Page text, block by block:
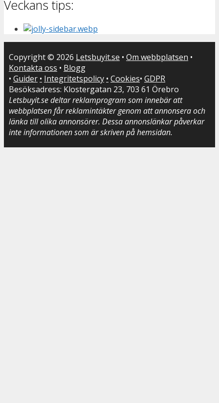
Veckans tips:
Copyright © 2026 Letsbuyit.se • Om webbplatsen •
Kontakta oss • Blogg
• Guider • Integritetspolicy • Cookies• GDPR
Besöksadress: Klostergatan 23, 703 61 Örebro
Letsbuyit.se deltar reklamprogram som innebär att
webbplatsen får reklamintäkter genom att annonsera och
länka till olika annonsörer. Dessa annonslänkar påverkar
inte informationen som är skriven på hemsidan.